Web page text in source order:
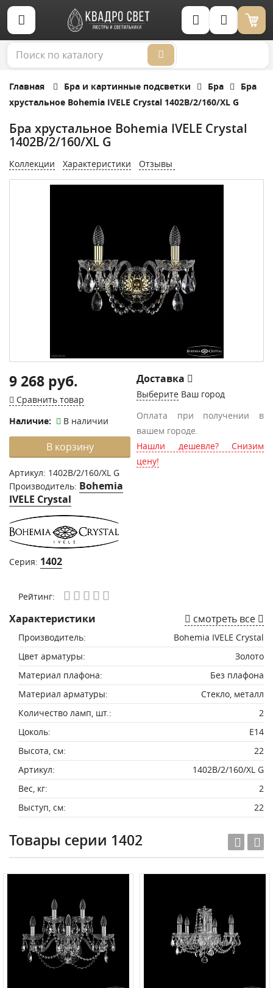
Корзина (0)
Главная Бра и картинные подсветки Бра
Бра
хрустальное Bohemia IVELE Crystal 1402B/2/160/XL G
Бра хрустальное Bohemia IVELE Crystal
1402B/2/160/XL G
Коллекции Характеристики Отзывы
9 268 руб.
Сравнить товар
Наличие:
В наличии
В корзину
Артикул: 1402B/2/160/XL G
Производитель: Bohemia
IVELE Crystal
Серия: 1402
Доставка
Выберите Ваш город
Оплата при получении в
вашем городе.
Нашли дешевле? Снизим
цену!
Рейтинг:
Характеристики смотреть все
Производитель:
Bohemia IVELE Crystal
Цвет арматуры:
Золото
Материал плафона:
Без плафона
Материал арматуры:
Стекло, металл
Количество ламп, шт.:
2
Цоколь:
E14
Высота, см:
22
Артикул:
1402B/2/160/XL G
Вес, кг:
2
Выступ, см:
22
Товары серии 1402